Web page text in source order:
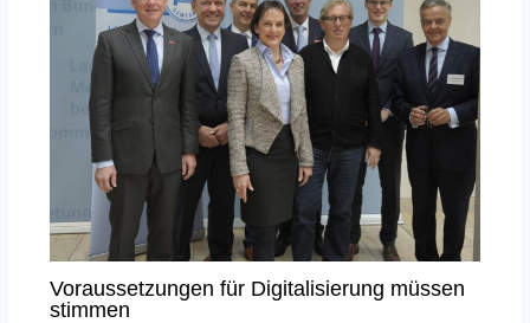
Voraussetzungen für Digitalisierung müssen
stimmen